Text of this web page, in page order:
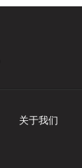
关于我们